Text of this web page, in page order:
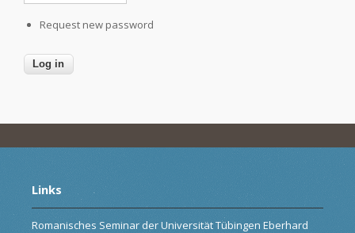
Request new password
Links
Romanisches Seminar der Universität Tübingen Eberhard